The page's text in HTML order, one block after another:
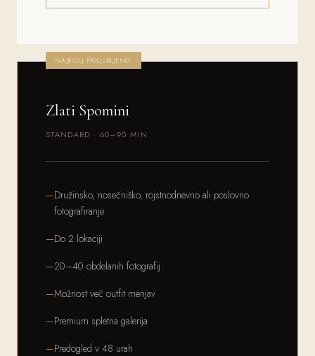
NAJBOLJ PRILJUBLJENO
Zlati Spomini
STANDARD · 60–90 MIN
Družinsko, nosečniško, rojstnodnevno ali poslovno
fotografiranje
Do 2 lokaciji
20–40 obdelanih fotografij
Možnost več outfit menjav
Premium spletna galerija
Predogled v 48 urah